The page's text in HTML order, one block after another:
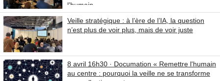
l’humain
Veille stratégique : à l’ère de l’IA, la question
n’est plus de voir plus, mais de voir juste
8 avril 16h30 · Documation « Remettre l'humain
au centre : pourquoi la veille ne se transforme